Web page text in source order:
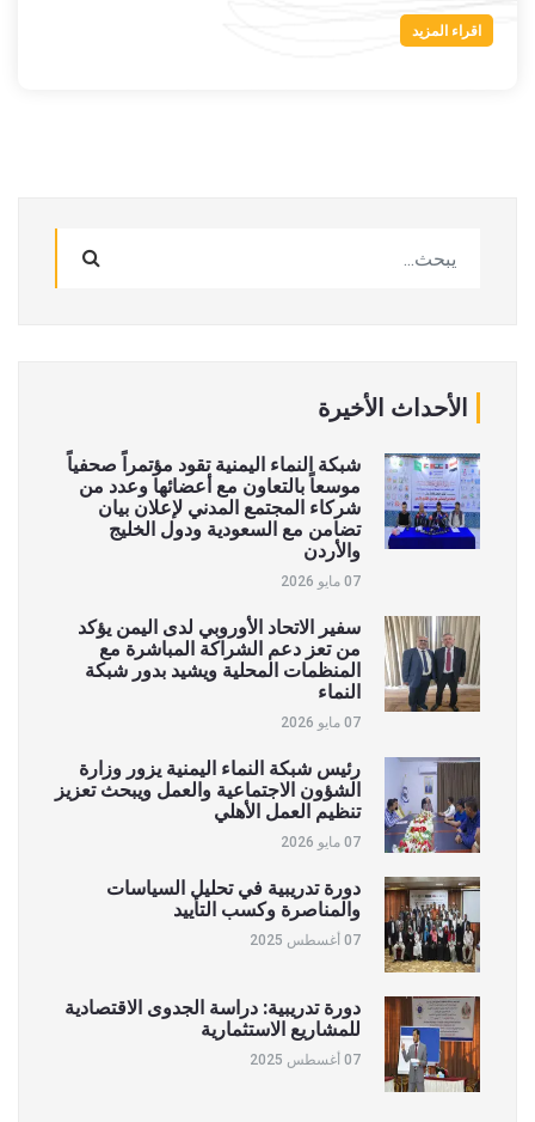
اقراء المزيد
الأحداث الأخيرة
شبكة النماء اليمنية تقود مؤتمراً صحفياً
موسعاً بالتعاون مع أعضائها وعدد من
شركاء المجتمع المدني لإعلان بيان
تضامن مع السعودية ودول الخليج
والأردن
07 مايو 2026
سفير الاتحاد الأوروبي لدى اليمن يؤكد
من تعز دعم الشراكة المباشرة مع
المنظمات المحلية ويشيد بدور شبكة
النماء
07 مايو 2026
رئيس شبكة النماء اليمنية يزور وزارة
الشؤون الاجتماعية والعمل ويبحث تعزيز
تنظيم العمل الأهلي
07 مايو 2026
دورة تدريبية في تحليل السياسات
والمناصرة وكسب التأييد
07 أغسطس 2025
دورة تدريبية: دراسة الجدوى الاقتصادية
للمشاريع الاستثمارية
07 أغسطس 2025